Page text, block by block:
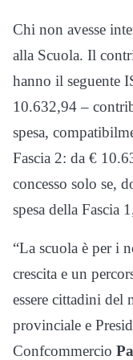
Chi non avesse
alla Scuola. Il
hanno il seguente
10.632,94 –
spesa,
Fascia 2: da €
concesso solo se,
spesa della Fascia
“La scuola è per i
crescita e un
essere cittadini del
provinciale e
Confcommercio